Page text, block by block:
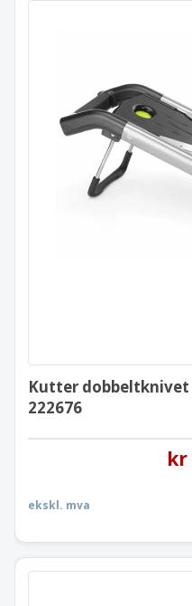
Kutter dobbeltknivet
222676
kr
ekskl. mva